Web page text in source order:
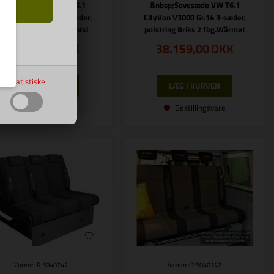
Statistiske
&nbsp;Sovesæde VW T6.1
V3000 Gr.14 3-sæder,
2 fbg.Wärmet.Rechtsl
DKK
Bestillingsvare
&nbsp;Sovesæde VW T6.1
CityVan V3000 Gr.14 3-sæder,
polstring Briks 2 fbg.Wärmet
38.159,00DKK
Bestillingsvare
Varenr.: R 5040742 Varenr.: R 5040142